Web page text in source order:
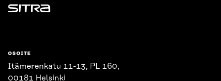
Sitra
OSOITE
Itämerenkatu 11-13, PL 160,
00181 Helsinki